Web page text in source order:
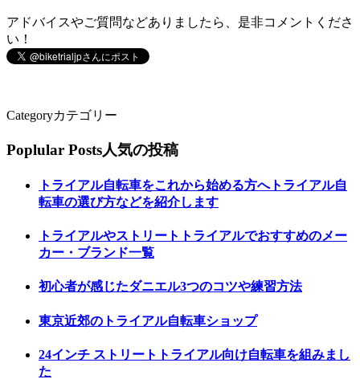
アドバイスやご質問などありましたら、是非コメントくださ
い！
Categoryカテゴリー
Poplular Posts人気の投稿
トライアル自転車をこれから始める方へトライアル自
転車の選び方などを紹介します
トライアルやストリートトライアルでおすすめのメー
カー・ブランド一覧
初心者が感じたダニエル3つのコツや練習方法
東京近郊のトライアル自転車ショップ
24インチ ストリートトライアル向け自転車を組みまし
た